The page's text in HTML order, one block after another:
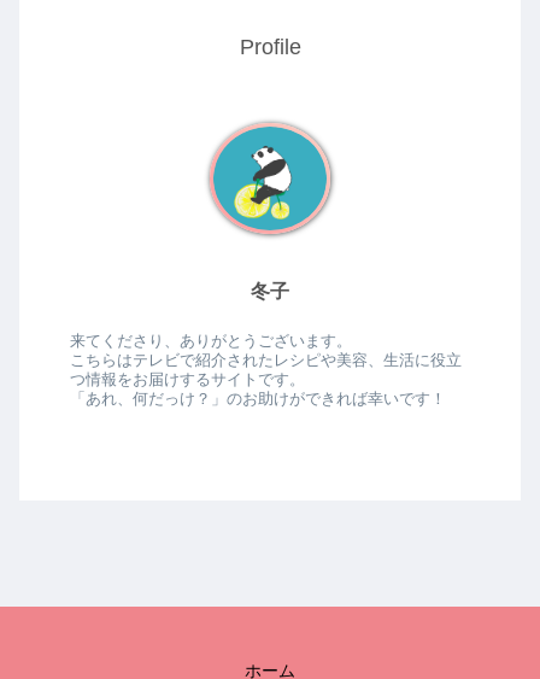
Profile
冬子
来てくださり、ありがとうございます。
こちらはテレビで紹介されたレシピや美容、生活に役立
つ情報をお届けするサイトです。
「あれ、何だっけ？」のお助けができれば幸いです！
ホーム